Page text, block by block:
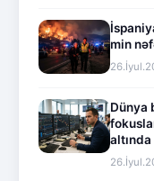
min
Dünya